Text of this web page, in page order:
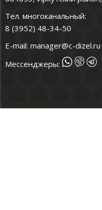
Тел. многоканальный:
8 (3952) 48-34-50
E-mail: manager@c-dizel.ru
Мессенджеры: